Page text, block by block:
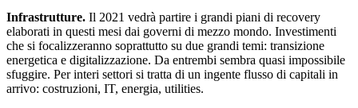
Infrastrutture. Il 2021 vedrà partire i grandi piani di recovery
elaborati in questi mesi dai governi di mezzo mondo. Investimenti
che si focalizzeranno soprattutto su due grandi temi: transizione
energetica e digitalizzazione. Da entrembi sembra quasi impossibile
sfuggire. Per interi settori si tratta di un ingente flusso di capitali in
arrivo: costruzioni, IT, energia, utilities.